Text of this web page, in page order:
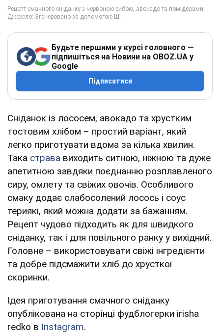
Будьте першими у курсі головного —
підпишіться на Новини на OBOZ.UA у
Google
Підписатися
Сніданок із лососем, авокадо та хрустким
тостовим хлібом – простий варіант, який
легко приготувати вдома за кілька хвилин.
Така страва виходить ситною, ніжною та дуже
апетитною завдяки поєднанню розплавленого
сиру, омлету та свіжих овочів. Особливого
смаку додає слабосолений лосось і соус
териякі, який можна додати за бажанням.
Рецепт чудово підходить як для швидкого
сніданку, так і для повільного ранку у вихідний.
Головне – використовувати свіжі інгредієнти
та добре підсмажити хліб до хрусткої
скоринки.
Ідея приготування смачного сніданку
опублікована на сторінці фудблогерки irisha
redko в Instagram.